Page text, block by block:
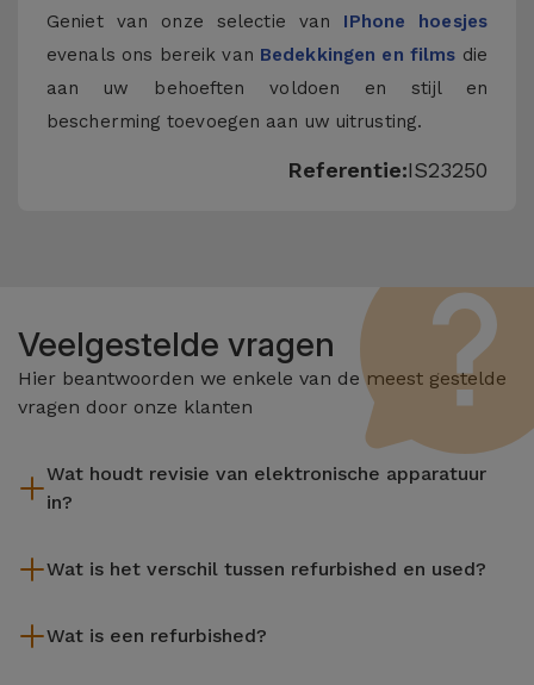
Geniet van onze selectie van IPhone hoesjes
evenals ons bereik van Bedekkingen en films die
aan uw behoeften voldoen en stijl en
bescherming toevoegen aan uw uitrusting.
Referentie:IS23250
Veelgestelde vragen
Hier beantwoorden we enkele van de meest gestelde
vragen door onze klanten
Wat houdt revisie van elektronische apparatuur
in?
reiniging, en niet te vergeten het repareren van elk defect
apparatuur die door Services wordt gereviseerd,
Wat is het verschil tussen refurbished en used?
getest en voorbereid door gespecialiseerde technici om hun
Wat is een refurbished?